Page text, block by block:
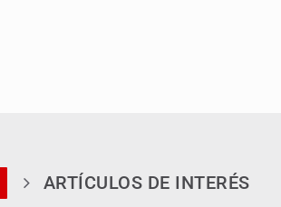
ARTÍCULOS DE INTERÉS